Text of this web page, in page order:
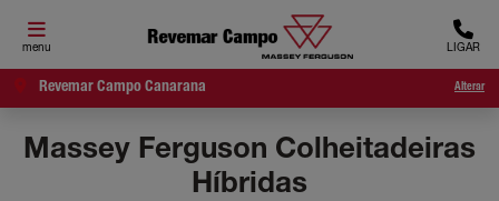
menu LIGAR
Revemar Campo Canarana Alterar
Massey Ferguson Colheitadeiras
Híbridas